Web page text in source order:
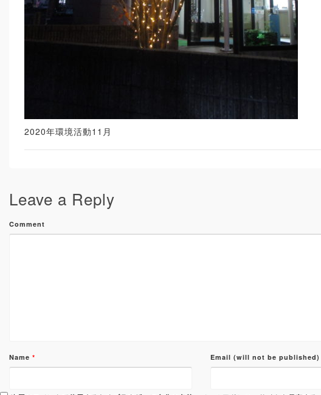
2020年環境活動11月
Leave a Reply
Comment
Name * Email (will not be published)